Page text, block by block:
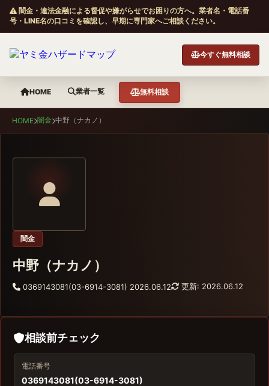
闇金・違法金融による督促や嫌がらせでお困りの方へ。業者名・電話番
号・LINE名の口コミを確認し、早期に専門家へご相談ください。
今すぐ無料相談
HOME 業者一覧 無料相談
HOME 闇金 中野（ナカノ）
闇金
中野（ナカノ）
0369143081(03-6914-3081) 2026.06.12 更新: 2026.06.12
相談前チェック
電話番号
0369143081(03-6914-3081)